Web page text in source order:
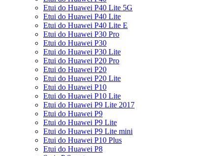
Etui do Huawei P40 Lite 5G
Etui do Huawei P40 Lite
Etui do Huawei P40 Lite E
Etui do Huawei P30 Pro
Etui do Huawei P30
Etui do Huawei P30 Lite
Etui do Huawei P20 Pro
Etui do Huawei P20
Etui do Huawei P20 Lite
Etui do Huawei P10
Etui do Huawei P10 Lite
Etui do Huawei P9 Lite 2017
Etui do Huawei P9
Etui do Huawei P9 Lite
Etui do Huawei P9 Lite mini
Etui do Huawei P10 Plus
Etui do Huawei P8